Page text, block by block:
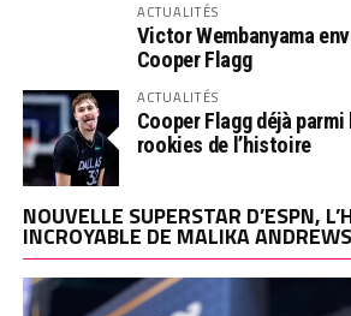
ACTUALITÉS
Victor Wembanyama
Cooper Flagg
ACTUALITÉS
Cooper Flagg déjà
rookies de l’histoire
NOUVELLE SUPERSTAR D’ESPN,
INCROYABLE DE MALIKA ANDREWS